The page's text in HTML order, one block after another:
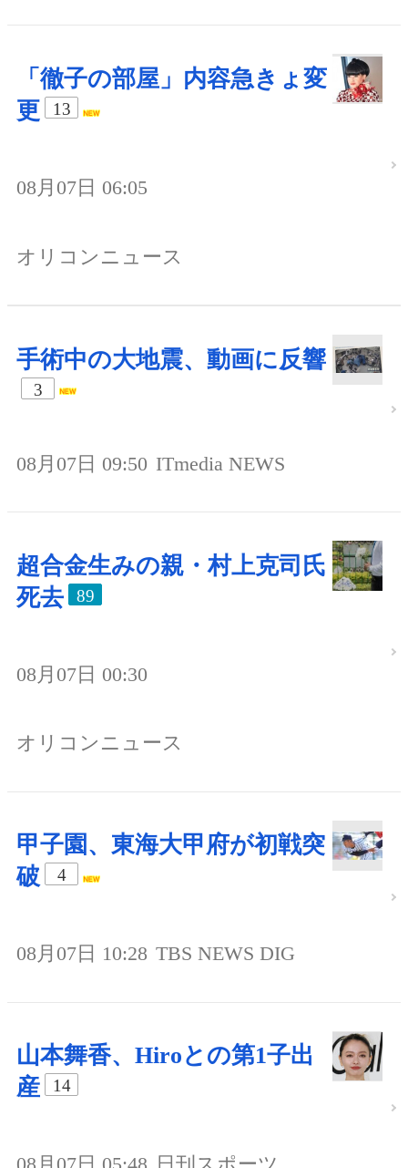
「徹子の部屋」内容急きょ変
更
13
08月07日 06:05
オリコンニュース
手術中の大地震、動画に反響
3
08月07日 09:50 ITmedia NEWS
超合金生みの親・村上克司氏
死去
89
08月07日 00:30
オリコンニュース
甲子園、東海大甲府が初戦突
破
4
08月07日 10:28 TBS NEWS DIG
山本舞香、Hiroとの第1子出
産
14